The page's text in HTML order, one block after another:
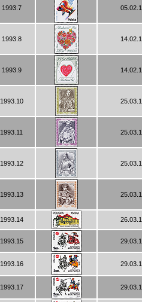
1993.7
1993.8
1993.9
1993.10
1993.11
1993.12
1993.13
1993.14
1993.15
1993.16
1993.17